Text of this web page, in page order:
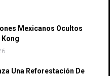
Mexicanos Ocultos
Kong
Una Reforestación De